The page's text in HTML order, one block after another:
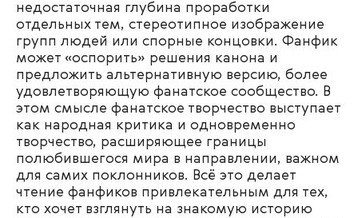
недостаточная глубина проработки
отдельных тем, стереотипное изображение
групп людей или спорные концовки. Фанфик
может «оспорить» решения канона и
предложить альтернативную версию, более
удовлетворяющую фанатское сообщество. В
этом смысле фанатское творчество выступает
как народная критика и одновременно
творчество, расширяющее границы
полюбившегося мира в направлении, важном
для самих поклонников. Всё это делает
чтение фанфиков привлекательным для тех,
кто хочет взглянуть на знакомую историю